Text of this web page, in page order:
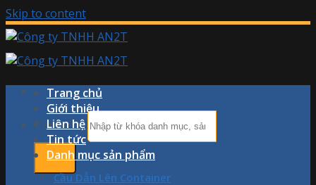
Skip to content
Tìm kiếm:
Trang chủ
Giới thiệu
Liên hệ
Tin tức
Danh mục sản phẩm
Cầu Dẫn Lên Container